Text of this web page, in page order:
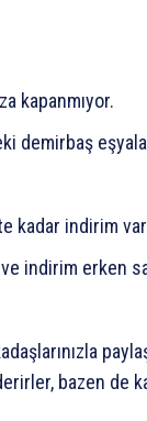
kapanmıyor.
demirbaş
kadar indirim
indirim erken
bazen de